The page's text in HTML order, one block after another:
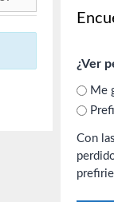
¿Ver
Me
Con las
perdido